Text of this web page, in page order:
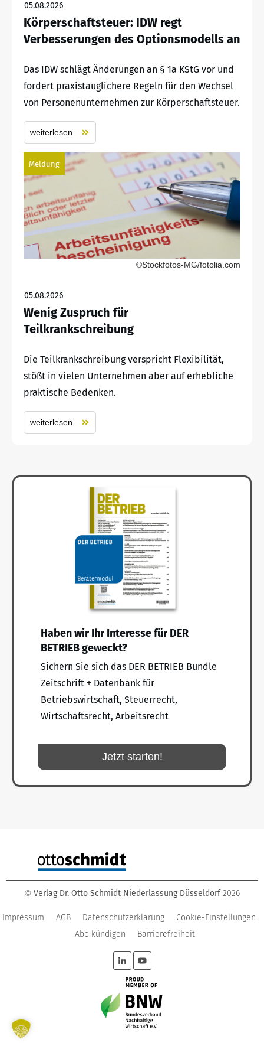
05.08.2026
Körperschaftsteuer: IDW regt
Verbesserungen des Optionsmodells an
Das IDW schlägt Änderungen an § 1a KStG vor und
fordert praxistauglichere Regeln für den Wechsel
von Personenunternehmen zur Körperschaftsteuer.
weiterlesen
Meldung
©Stockfotos-MG/fotolia.com
05.08.2026
Wenig Zuspruch für
Teilkrankschreibung
Die Teilkrankschreibung verspricht Flexibilität,
stößt in vielen Unternehmen aber auf erhebliche
praktische Bedenken.
weiterlesen
Haben wir Ihr Interesse für DER
BETRIEB geweckt?
Sichern Sie sich das DER BETRIEB Bundle
Zeitschrift + Datenbank für
Betriebswirtschaft, Steuerrecht,
Wirtschaftsrecht, Arbeitsrecht
Jetzt starten!
© Verlag Dr. Otto Schmidt Niederlassung Düsseldorf 2026
Impressum AGB Datenschutzerklärung
Cookie-Einstellungen
Abo kündigen
Barrierefreiheit